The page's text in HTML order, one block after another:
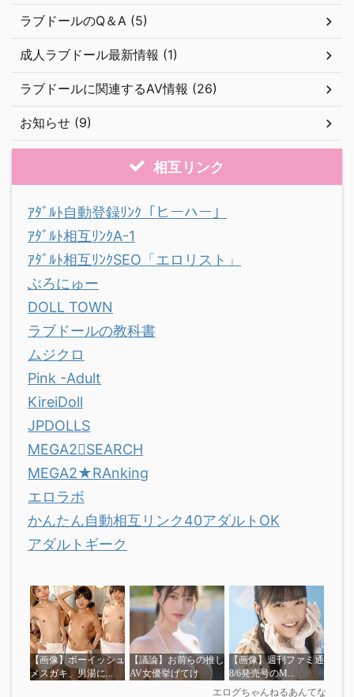
ラブドールのQ＆A (5)
成人ラブドール最新情報 (1)
ラブドールに関連するAV情報 (26)
お知らせ (9)
相互リンク
ｱﾀﾞﾙﾄ自動登録ﾘﾝｸ「ヒーハー」
ｱﾀﾞﾙﾄ相互ﾘﾝｸA-1
ｱﾀﾞﾙﾄ相互ﾘﾝｸSEO「エロリスト」
ぶろにゅー
DOLL TOWN
ラブドールの教科書
ムジクロ
Pink -Adult
KireiDoll
JPDOLLS
MEGA2SEARCH
MEGA2★RAnking
エロラボ
かんたん自動相互リンク40アダルトOK
アダルトギーク